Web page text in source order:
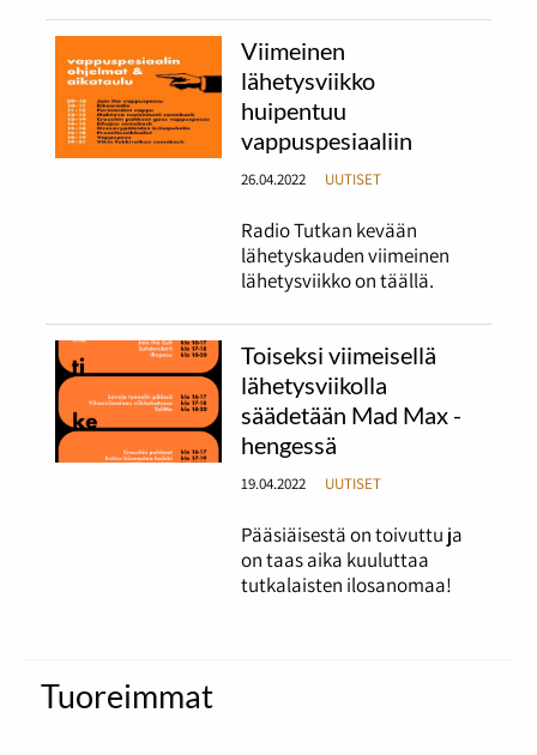
Viimeinen
lähetysviikko
huipentuu
vappuspesiaaliin
26.04.2022 UUTISET
Radio Tutkan kevään
lähetyskauden viimeinen
lähetysviikko on täällä.
Toiseksi viimeisellä
lähetysviikolla
säädetään Mad Max -
hengessä
19.04.2022 UUTISET
Pääsiäisestä on toivuttu ja
on taas aika kuuluttaa
tutkalaisten ilosanomaa!
Tuoreimmat